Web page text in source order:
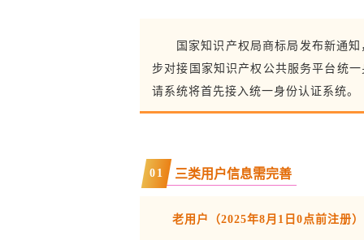
国家知识产权局商标局发布新通
步对接国家知识产权公共服务平台统
请系统将首先接入统一身份认证系统。
0 1 三类用户信息需完善
老用户（2025年8月1日0点前注册